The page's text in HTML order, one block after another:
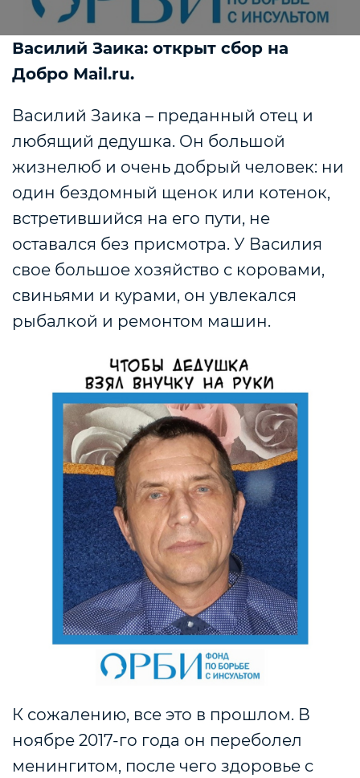
Василий Заика: открыт сбор на
Добро Mail.ru.
Василий Заика – преданный отец и
любящий дедушка. Он большой
жизнелюб и очень добрый человек: ни
один бездомный щенок или котенок,
встретившийся на его пути, не
оставался без присмотра. У Василия
свое большое хозяйство с коровами,
свиньями и курами, он увлекался
рыбалкой и ремонтом машин.
К сожалению, все это в прошлом. В
ноябре 2017-го года он переболел
менингитом, после чего здоровье с